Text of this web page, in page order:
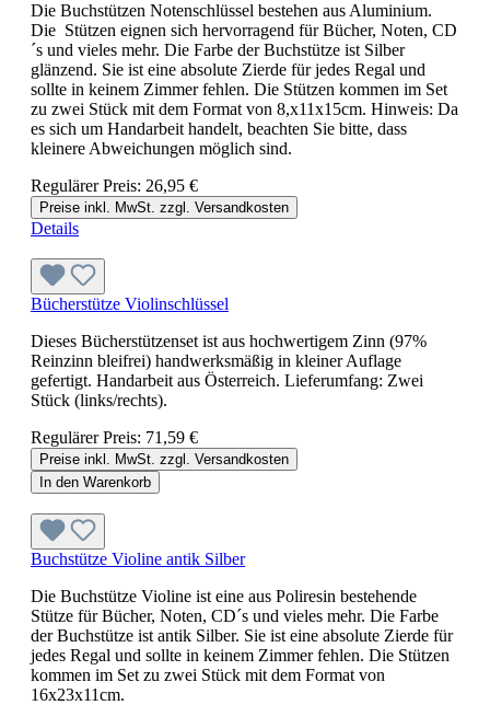
Die Buchstützen Notenschlüssel bestehen aus Aluminium.
Die Stützen eignen sich hervorragend für Bücher, Noten, CD
´s und vieles mehr. Die Farbe der Buchstütze ist Silber
glänzend. Sie ist eine absolute Zierde für jedes Regal und
sollte in keinem Zimmer fehlen. Die Stützen kommen im Set
zu zwei Stück mit dem Format von 8,x11x15cm. Hinweis: Da
es sich um Handarbeit handelt, beachten Sie bitte, dass
kleinere Abweichungen möglich sind.
Regulärer Preis: 26,95 €
Preise inkl. MwSt. zzgl. Versandkosten
Details
Bücherstütze Violinschlüssel
Dieses Bücherstützenset ist aus hochwertigem Zinn (97%
Reinzinn bleifrei) handwerksmäßig in kleiner Auflage
gefertigt. Handarbeit aus Österreich. Lieferumfang: Zwei
Stück (links/rechts).
Regulärer Preis: 71,59 €
Preise inkl. MwSt. zzgl. Versandkosten
In den Warenkorb
Buchstütze Violine antik Silber
Die Buchstütze Violine ist eine aus Poliresin bestehende
Stütze für Bücher, Noten, CD´s und vieles mehr. Die Farbe
der Buchstütze ist antik Silber. Sie ist eine absolute Zierde für
jedes Regal und sollte in keinem Zimmer fehlen. Die Stützen
kommen im Set zu zwei Stück mit dem Format von
16x23x11cm.